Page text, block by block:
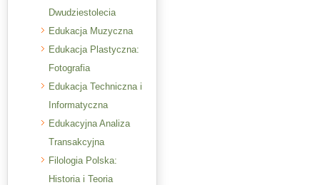
Dwudziestolecia
Edukacja Muzyczna
Edukacja Plastyczna:
Fotografia
Edukacja Techniczna i
Informatyczna
Edukacyjna Analiza
Transakcyjna
Filologia Polska:
Historia i Teoria